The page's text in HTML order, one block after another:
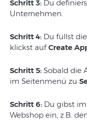
Schritt 3: Du
Unternehmen.
Schritt 4: Du füllst
klickst aufCreate
Schritt 5: Sobald die
im Seitenmenü zu
Schritt 6: Du gibst im
Webshop ein, z.B.